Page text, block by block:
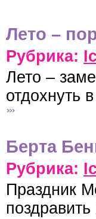
Лето –
Рубрика:
Лето –
отдохнуть
Берта
Рубрика:
Праздник